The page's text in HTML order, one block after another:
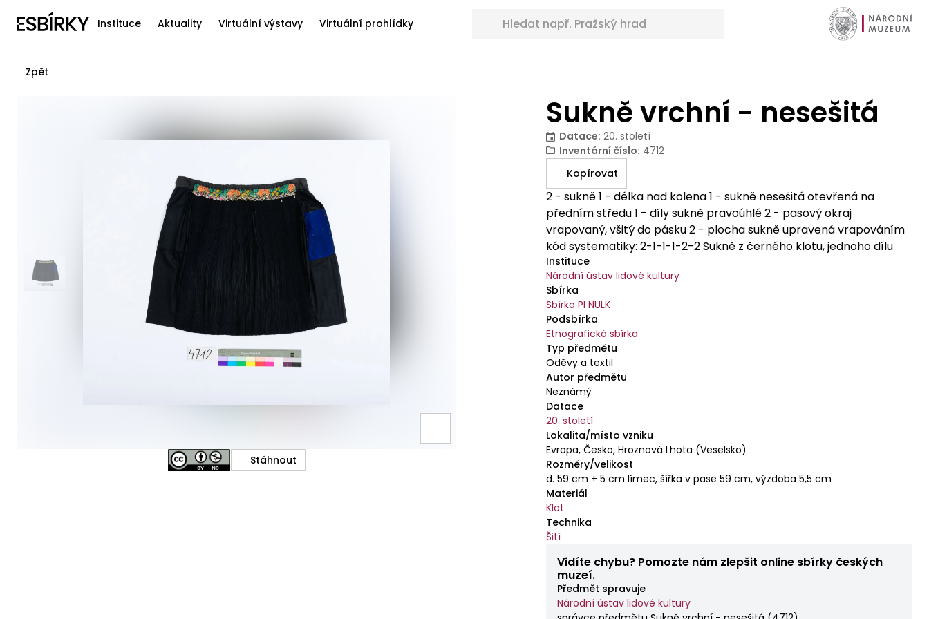
Instituce Aktuality Virtuální výstavy Virtuální prohlídky
Zpět
Sukně vrchní - nesešitá
Datace: 20. století
Inventární číslo: 4712
Kopírovat
2 - sukně 1 - délka nad kolena 1 - sukně nesešitá otevřená na
předním středu 1 - díly sukně pravoúhlé 2 - pasový okraj
vrapovaný, všitý do pásku 2 - plocha sukně upravená vrapováním
kód systematiky: 2-1-1-1-2-2 Sukně z černého klotu, jednoho dílu
látky, vrapovaná. Nahoře přes límec a vrapy našita černá barevně
vytkávaná stuha rostlinným motivem červených a žlutých růží se
zelenými listy, pod ní je našita tresa ze stříbrných flitrů a růžových
korálků (vypadané). Na pravé straně našita kapsa.
Instituce
Národní ústav lidové kultury
Sbírka
Sbírka PI NULK
Podsbírka
Etnografická sbírka
Typ předmětu
Oděvy a textil
Autor předmětu
Neznámý
Datace
20. století
Lokalita/místo vzniku
Evropa, Česko, Hroznová Lhota (Veselsko)
Rozměry/velikost
d. 59 cm + 5 cm límec, šířka v pase 59 cm, výzdoba 5,5 cm
Materiál
Klot
Technika
Šití
Vidíte chybu? Pomozte nám zlepšit online sbírky českých
muzeí.
Předmět spravuje
Národní ústav lidové kultury
Stáhnout